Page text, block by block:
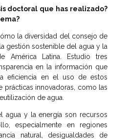
doctoral que has realizado?
la diversidad del consejo de
gestión sostenible del agua y la
América Latina. Estudio tres
en la información que
eficiencia en el uso de estos
prácticas innovadoras, como las
de agua.
agua y la energía son recursos
especialmente en regiones
natural, desigualdades de